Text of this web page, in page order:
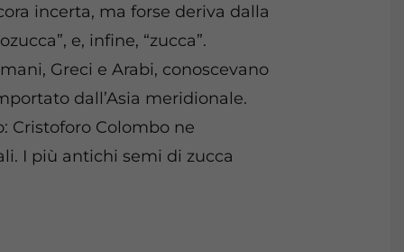
incerta, ma forse deriva dalla
e, infine, “zucca”.
Greci e Arabi, conoscevano
dall’Asia meridionale.
Cristoforo Colombo ne
I più antichi semi di zucca